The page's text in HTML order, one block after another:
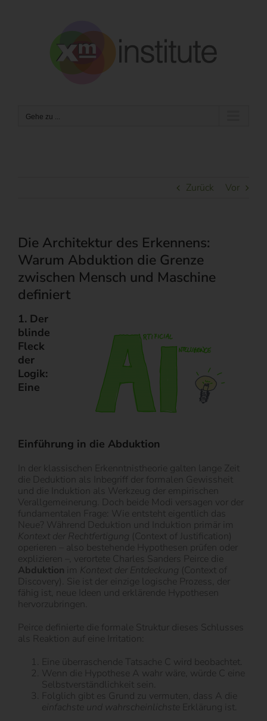
Gehe zu ...
Zurück Vor
Die Architektur des Erkennens:
Warum Abduktion die Grenze
zwischen Mensch und Maschine
definiert
1. Der
blinde
Fleck
der
Logik:
Eine
Einführung in die Abduktion
In der klassischen Erkenntnistheorie galten lange Zeit
die Deduktion als Inbegriff der formalen Gewissheit
und die Induktion als Werkzeug der empirischen
Verallgemeinerung. Doch beide Modi versagen vor der
fundamentalen Frage: Wie entsteht eigentlich das
Neue? Während Deduktion und Induktion primär im
Kontext der Rechtfertigung (Context of Justification)
operieren – also bestehende Hypothesen prüfen oder
explizieren –, verortete Charles Sanders Peirce die
Abduktion im Kontext der Entdeckung (Context of
Discovery). Sie ist der einzige logische Prozess, der
fähig ist, neue Ideen und erklärende Hypothesen
hervorzubringen.
Peirce definierte die formale Struktur dieses Schlusses
als Reaktion auf eine Irritation:
Eine überraschende Tatsache C wird beobachtet.
Wenn die Hypothese A wahr wäre, würde C eine
Selbstverständlichkeit sein.
Folglich gibt es Grund zu vermuten, dass A die
einfachste und wahrscheinlichste Erklärung ist.